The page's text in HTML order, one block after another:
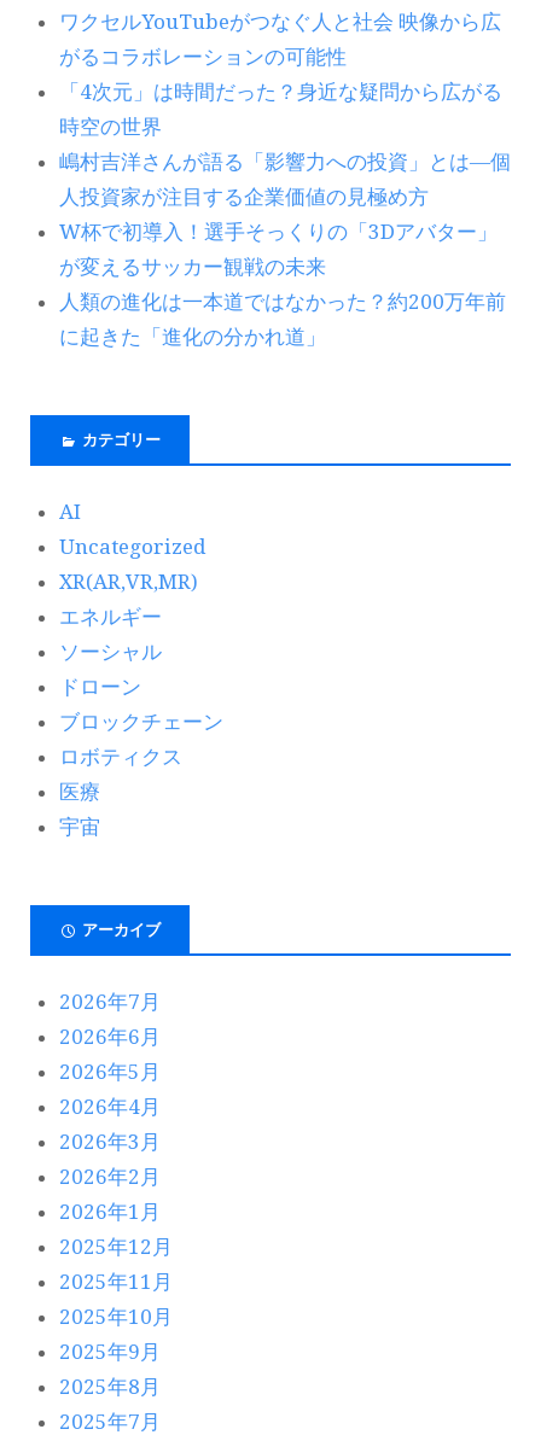
ワクセルYouTubeがつなぐ人と社会 映像から広
がるコラボレーションの可能性
「4次元」は時間だった？身近な疑問から広がる
時空の世界
嶋村吉洋さんが語る「影響力への投資」とは―個
人投資家が注目する企業価値の見極め方
W杯で初導入！選手そっくりの「3Dアバター」
が変えるサッカー観戦の未来
人類の進化は一本道ではなかった？約200万年前
に起きた「進化の分かれ道」
カテゴリー
AI
Uncategorized
XR(AR,VR,MR)
エネルギー
ソーシャル
ドローン
ブロックチェーン
ロボティクス
医療
宇宙
アーカイブ
2026年7月
2026年6月
2026年5月
2026年4月
2026年3月
2026年2月
2026年1月
2025年12月
2025年11月
2025年10月
2025年9月
2025年8月
2025年7月